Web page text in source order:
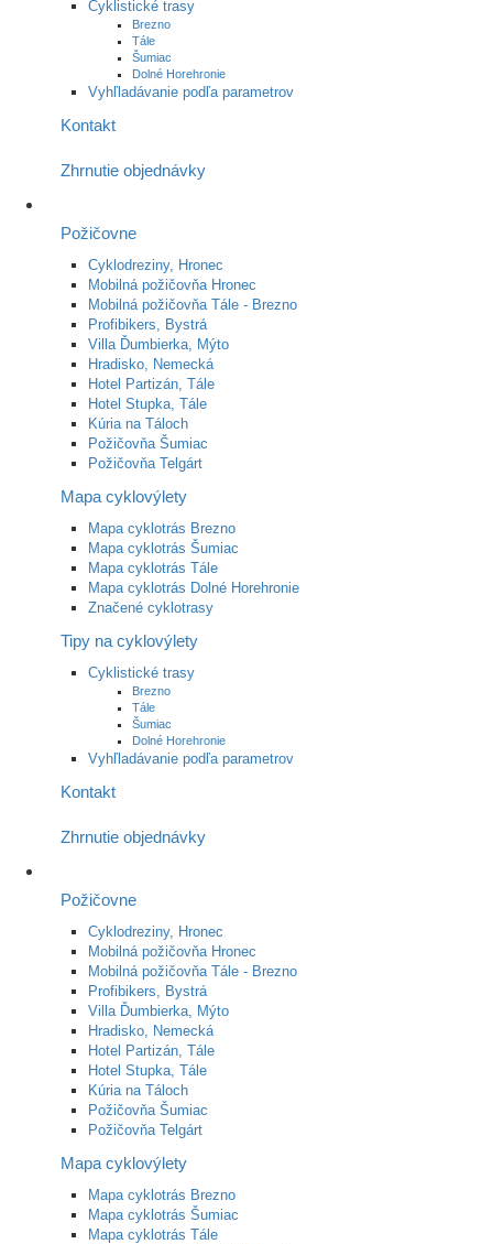
Cyklistické trasy
Brezno
Tále
Šumiac
Dolné Horehronie
Vyhľladávanie podľa parametrov
Kontakt
Zhrnutie objednávky
Požičovne
Cyklodreziny, Hronec
Mobilná požičovňa Hronec
Mobilná požičovňa Tále - Brezno
Profibikers, Bystrá
Villa Ďumbierka, Mýto
Hradisko, Nemecká
Hotel Partizán, Tále
Hotel Stupka, Tále
Kúria na Táloch
Požičovňa Šumiac
Požičovňa Telgárt
Mapa cyklovýlety
Mapa cyklotrás Brezno
Mapa cyklotrás Šumiac
Mapa cyklotrás Tále
Mapa cyklotrás Dolné Horehronie
Značené cyklotrasy
Tipy na cyklovýlety
Cyklistické trasy
Brezno
Tále
Šumiac
Dolné Horehronie
Vyhľladávanie podľa parametrov
Kontakt
Zhrnutie objednávky
Požičovne
Cyklodreziny, Hronec
Mobilná požičovňa Hronec
Mobilná požičovňa Tále - Brezno
Profibikers, Bystrá
Villa Ďumbierka, Mýto
Hradisko, Nemecká
Hotel Partizán, Tále
Hotel Stupka, Tále
Kúria na Táloch
Požičovňa Šumiac
Požičovňa Telgárt
Mapa cyklovýlety
Mapa cyklotrás Brezno
Mapa cyklotrás Šumiac
Mapa cyklotrás Tále